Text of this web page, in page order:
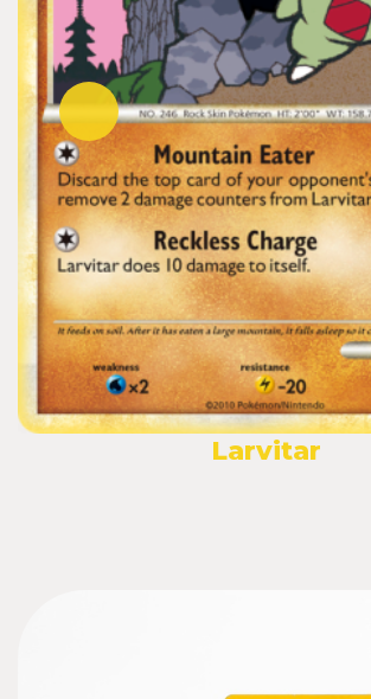
Larvitar